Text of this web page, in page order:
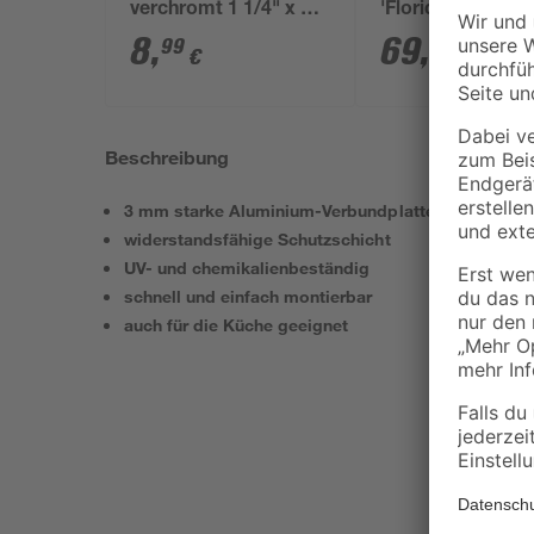
verchromt 1 1/4" x 32
mm
8,99 €
'Florida' weiß 65
x 33 cm
69, €
Beschreibung
3 mm starke Aluminium-Verbundplatte
widerstandsfähige Schutzschicht
UV- und chemikalienbeständig
schnell und einfach montierbar
auch für die Küche geeignet